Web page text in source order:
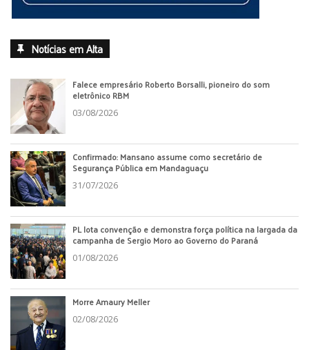
Notícias em Alta
Falece empresário Roberto Borsalli, pioneiro do som
eletrônico RBM
03/08/2026
Confirmado: Mansano assume como secretário de
Segurança Pública em Mandaguaçu
31/07/2026
PL lota convenção e demonstra força política na largada da
campanha de Sergio Moro ao Governo do Paraná
01/08/2026
Morre Amaury Meller
02/08/2026